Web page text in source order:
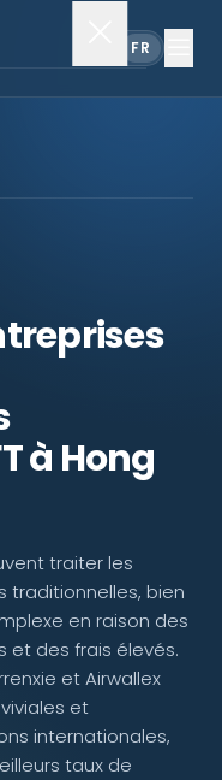
FR
à Hong
traiter les
traditionnelles, bien
en raison des
et des frais élevés.
et Airwallex
et
internationales,
taux de